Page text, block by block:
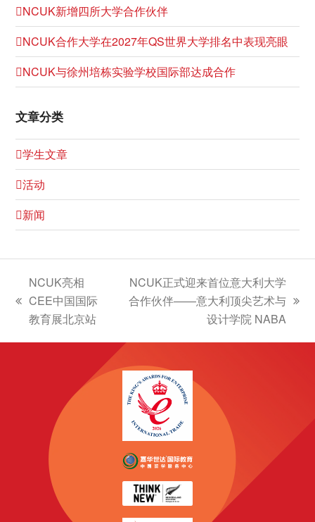
NCUK新增四所大学合作伙伴
NCUK合作大学在2027年QS世界大学排名中表现亮眼
NCUK与徐州培栋实验学校国际部达成合作
文章分类
学生文章
活动
新闻
上
篇
NCUK亮相
CEE中国国际
教育展北京站
下
篇
文
章:
NCUK正式迎来首位意大利大学
合作伙伴——意大利顶尖艺术与
设计学院 NABA